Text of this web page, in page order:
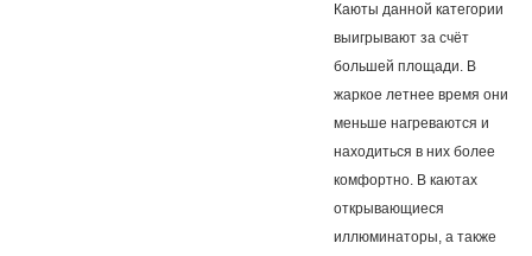
Каюты данной категории
выигрывают за счёт
большей площади. В
жаркое летнее время они
меньше нагреваются и
находиться в них более
комфортно. В каютах
открывающиеся
иллюминаторы, а также